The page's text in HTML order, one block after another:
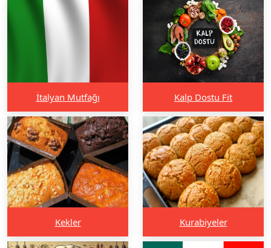
İtalyan Mutfağı Kalp Dostu Fit
Kekler Kurabiyeler